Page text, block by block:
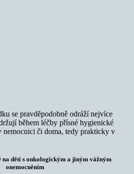
se pravděpodobně odráží nejvíce
během léčby přísné hygienické
nemocnici či doma, tedy prakticky v
děti s onkologickým a jiným vážným
onemocněním